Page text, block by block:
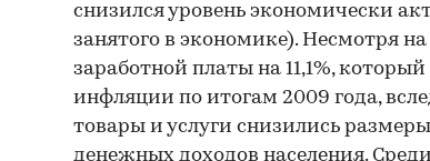
снизился уровень экономически
занятого в экономике). Несмотря
заработной платы на 11,1%,
инфляции по итогам 2009 года,
товары и услуги снизились
денежных доходов населения.